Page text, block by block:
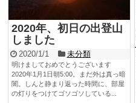
2020年、初日の出登山
しました
2020/1/1 未分類
明けましておめでとうございます
2020年1月1日朝5:00。まだ外は真っ暗
闇。しんと静まり返った時間に、部屋
の灯りをつけてゴソゴソしている...